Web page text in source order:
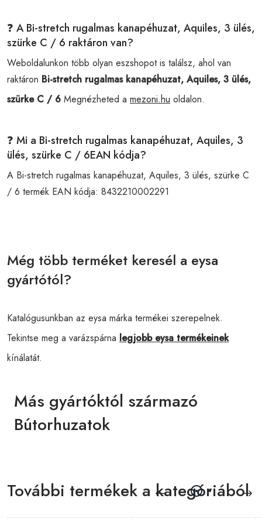
❓ A Bi-stretch rugalmas kanapéhuzat, Aquiles, 3 ülés,
szürke C / 6 raktáron van?
Weboldalunkon több olyan eszshopot is találsz, ahol van
raktáron Bi-stretch rugalmas kanapéhuzat, Aquiles, 3 ülés,
szürke C / 6 Megnézheted a mezoni.hu oldalon.
❓ Mi a Bi-stretch rugalmas kanapéhuzat, Aquiles, 3
ülés, szürke C / 6EAN kódja?
A Bi-stretch rugalmas kanapéhuzat, Aquiles, 3 ülés, szürke C
/ 6 termék EAN kódja: 8432210002291
Még több terméket keresél a eysa
gyártótól?
Katalógusunkban az eysa márka termékei szerepelnek.
Tekintse meg a varázspárna legjobb eysa termékeinek
kínálatát.
Más gyártóktól származó
Bútorhuzatok
További termékek a kategóriából